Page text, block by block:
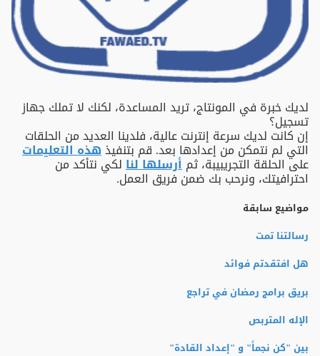
لديك خبرة في المونتاج، تريد المساعدة، لكنك لا تملك جهاز
تسجيل؟
إن كانت لديك سرعة إنترنت عالية، فلدينا العديد من الحلقات
التي لم نتمكن من إعدادها بعد. قم بتنفيذهذه التعليمات
على الحلقة التجريبيبة، ثمأرسلها لنالكي نتأكد من
احترافيتك، ونرحب بك ضمن فريق العمل.
مواضيع سابقة
رسالتنا تمت
هل افتقدتم فوائد
بريق برامج رمضان في تراجع
الإله المتربص
بين "كن نجماً" و "إعداد القادة"